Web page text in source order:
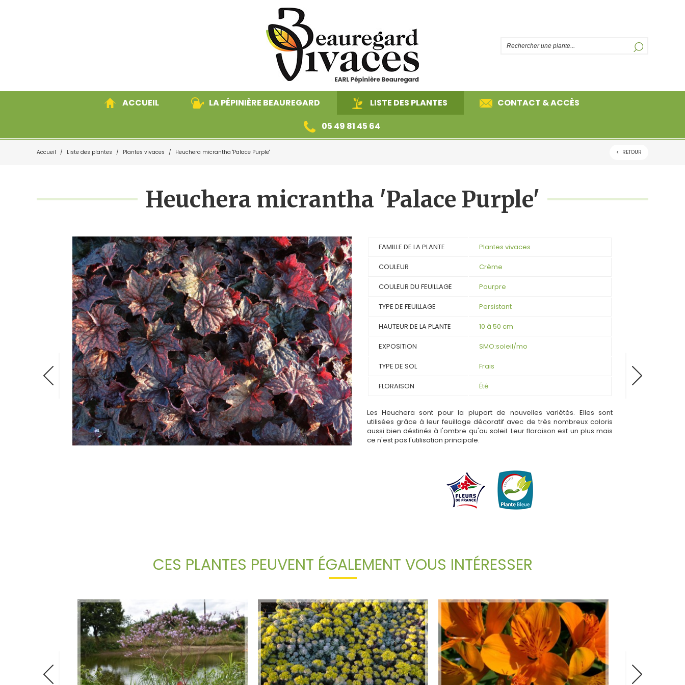
ACCUEIL LA PÉPINIÈRE BEAUREGARD LISTE DES PLANTES
Découvrez plus de 850 végétaux
graminées, les fougères et les
plantes de rive.
CONTACT & ACCÈS
05 49 81 45 64
Accueil / Liste des plantes / Plantes vivaces / Heuchera micrantha 'Palace Purple' < RETOUR
Heuchera micrantha 'Palace Purple'
FAMILLE DE LA PLANTE Plantes vivaces
COULEUR Crème
COULEUR DU FEUILLAGE Pourpre
TYPE DE FEUILLAGE Persistant
HAUTEUR DE LA PLANTE 10 à 50 cm
EXPOSITION SMO:soleil/mo
TYPE DE SOL Frais
FLORAISON Été
Les Heuchera sont pour la plupart de nouvelles variétés. Elles sont
utilisées grâce à leur feuillage décoratif avec de très nombreux coloris
aussi bien déstinés à l'ombre qu'au soleil. Leur floraison est un plus mais
ce n'est pas l'utilisation principale.
CES PLANTES PEUVENT ÉGALEMENT VOUS INTÉRESSER